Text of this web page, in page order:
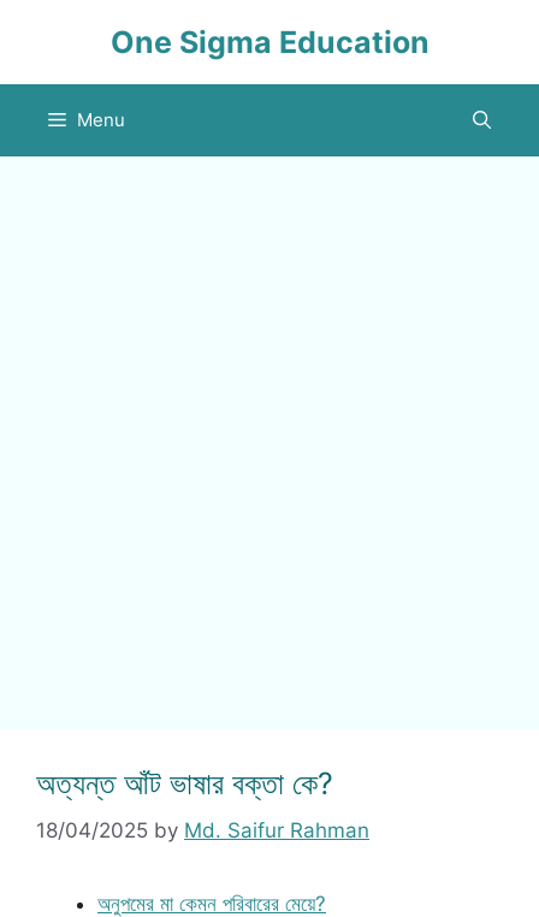
One Sigma Education
Menu
অত্যন্ত আঁট ভাষার বক্তা কে?
18/04/2025 by Md. Saifur Rahman
অনুপমের মা কেমন পরিবারের মেয়ে?